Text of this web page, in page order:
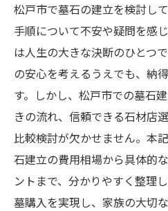
松戸市で墓石の建立を検討し
手順について不安や疑問を感
は人生の大きな決断のひとつ
の安心を考えるうえでも、納
す。しかし、松戸市での墓石
きの流れ、信頼できる石材店
比較検討が欠かせません。本
石建立の費用相場から具体的
ントまで、分かりやすく整理
墓購入を実現し、家族の大切